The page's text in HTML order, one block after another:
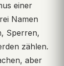
einer
Namen
Sperren,
zählen.
aber